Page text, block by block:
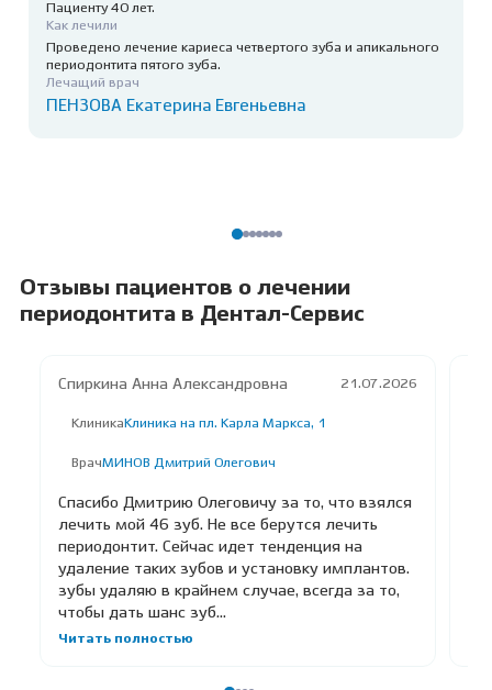
Пациенту 40 лет.
Как лечили
Проведено лечение кариеса четвертого зуба и апикального
периодонтита пятого зуба.
Лечащий врач
ПЕНЗОВА Екатерина Евгеньевна
Отзывы пациентов о лечении
периодонтита в Дентал-Сервис
Спиркина Анна Александровна 21.07.2026
Клиника Клиника на пл. Карла Маркса, 1
ВрачМИНОВ Дмитрий Олегович
Спасибо Дмитрию Олеговичу за то, что взялся
лечить мой 46 зуб. Не все берутся лечить
периодонтит. Сейчас идет тенденция на
удаление таких зубов и установку имплантов.
зубы удаляю в крайнем случае, всегда за то,
чтобы дать шанс зуб...
Читать полностью